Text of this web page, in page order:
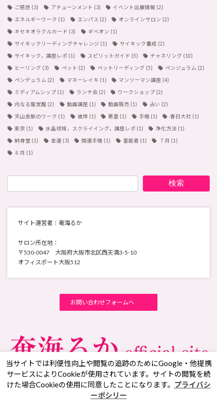
ご感想 (3) アチューンメント (3) イベント出展情報 (2)
エネルギーワーク (1) エンパス (2) オンラインサロン (2)
キセキオラクルカード (3) ギベオン (1)
サイキックリーディングチャレンジ (1) サイキック養成 (2)
サイキック，講座レポ (1) スピリットガイド (5) チャネリング (10)
ヒーリング (3) ペット (2) ペットリーディング (5) ペンジュラム (2)
ペンデュラム (2) マネーレイキ (1) マンツーマン講座 (4)
ミディアムシップ (1) ランチ会 (2) ワークショップ (2)
内なる龍覚醒 (2) 動画講座 (1) 動画販売 (1) 占い (2)
天山金脈のワーク (1) 彼岸 (1) 悪霊 (1) 手帳 (1) 春日大社 (1)
東京 (1) 水晶球視，スクライイング，講座レポ (1) 浄化方法 (1)
納骨堂 (1) 金運 (3) 開運手帳 (1) 霊能者 (1) ７月 (1)
８月 (1)
検索
サイト運営者：奄海るか
サロン所在地：
〒530-0047 大阪府大阪市北区西天満3-5-10
オフィスポート大阪512
お問い合わせフォームへ
Facebook
X YouTube
Instagram
当サイトでは利便性向上や閲覧の追跡のためにGoogle・他提携
サービスによりCookieが使用されています。サイトの閲覧を続
けた場合Cookieの使用に同意したことになります。 プライバシ
ーポシリー